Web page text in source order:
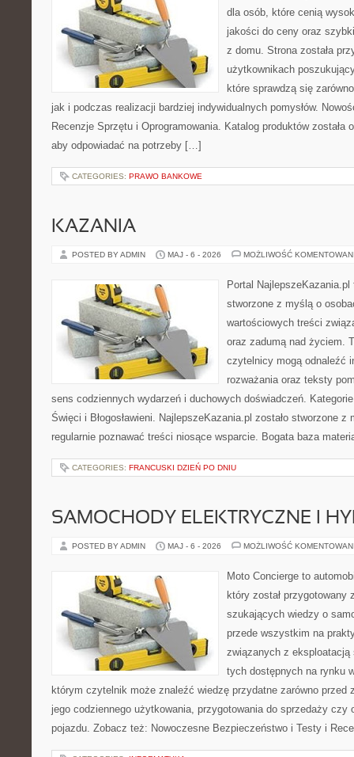
dla osób, które cenią
jakości do ceny oraz
z domu. Strona została
użytkownikach
które sprawdzą się
jak i podczas realizacji bardziej indywidualnych pomysłów.
Recenzje Sprzętu i Oprogramowania. Katalog produktów została
aby odpowiadać na potrzeby […]
CATEGORIES: PRAWO BANKOWE
KAZANIA
POSTED BY ADMIN MAJ - 6 - 2026 MOŻLIWOŚĆ
Portal
stworzone z myślą o
wartościowych treści
oraz zadumą nad życiem.
czytelnicy mogą odnaleźć
rozważania oraz teksty
sens codziennych wydarzeń i duchowych doświadczeń.
Święci i Błogosławieni. NajlepszeKazania.pl zostało stworzone
regularnie poznawać treści niosące wsparcie. Bogata baza
CATEGORIES: FRANCUSKI DZIEŃ PO DNIU
SAMOCHODY ELEKTRYCZNE I
POSTED BY ADMIN MAJ - 6 - 2026 MOŻLIWOŚĆ
Moto Concierge to
który został przygotowany
szukających wiedzy o
przede wszystkim na
związanych z eksploatacją
tych dostępnych na rynku
którym czytelnik może znaleźć wiedzę przydatne zarówno przed
jego codziennego użytkowania, przygotowania do sprzedaży czy
pojazdu. Zobacz też: Nowoczesne Bezpieczeństwo i Testy i